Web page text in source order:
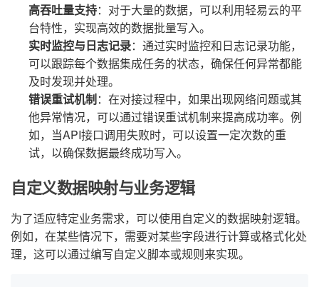
高吞吐量支持：对于大量的数据，可以利用轻易云的平
台特性，实现高效的数据批量写入。
实时监控与日志记录：通过实时监控和日志记录功能，
可以跟踪每个数据集成任务的状态，确保任何异常都能
及时发现并处理。
错误重试机制：在对接过程中，如果出现网络问题或其
他异常情况，可以通过错误重试机制来提高成功率。例
如，当API接口调用失败时，可以设置一定次数的重
试，以确保数据最终成功写入。
自定义数据映射与业务逻辑
为了适应特定业务需求，可以使用自定义的数据映射逻辑。
例如，在某些情况下，需要对某些字段进行计算或格式化处
理，这可以通过编写自定义脚本或规则来实现。